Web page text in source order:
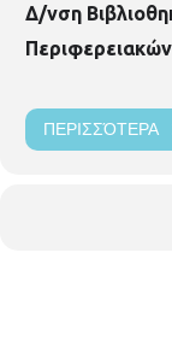
Δ/νση
ΠΕΡΙΣΣΌΤΕΡΑ